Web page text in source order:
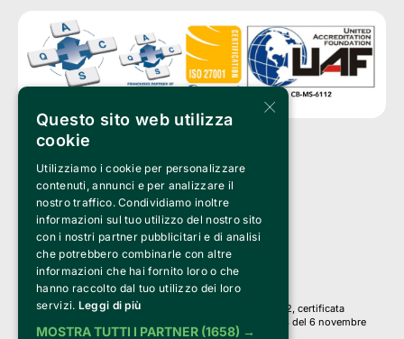
Clappit è un marchio di proprietà di:
Bemils Srl
a Socio Unico
Via Fosse Ardeatine, 4 -20092 Cinisello Balsamo (MI)
PI 05589050961
Iscr. C.C.I.A.A. Milano R.E.A. 1833471
© 2010-2025 Bemils Srl - Tutti i diritti riservati
Credits:
Clappit è basato sulla piattaforma di biglietteria Belive 6.2, certificata
dall’Agenzia delle Entrate con protocollo n. 2025/445474 del 6 novembre
2025.
×
Questo sito web utilizza
cookie
Utilizziamo i cookie per personalizzare
contenuti, annunci e per analizzare il
nostro traffico. Condividiamo inoltre
informazioni sul tuo utilizzo del nostro sito
con i nostri partner pubblicitari e di analisi
che potrebbero combinarle con altre
informazioni che hai fornito loro o che
hanno raccolto dal tuo utilizzo dei loro
servizi. Leggi di più
MOSTRA TUTTI I PARTNER (1658) →